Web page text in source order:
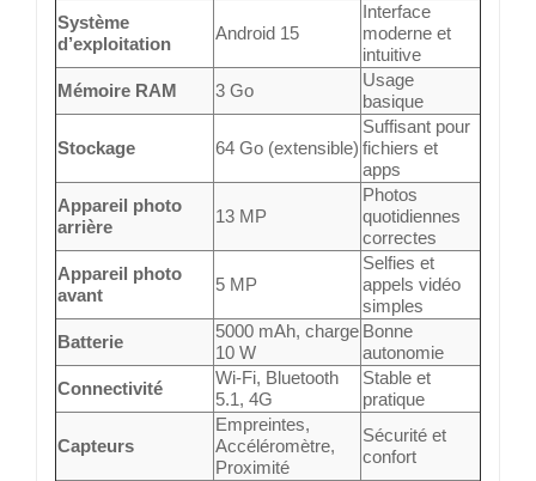
Système
d’exploitation
Android 15
Interface
moderne et
intuitive
Mémoire RAM
3 Go
Usage
basique
Stockage 64 Go (extensible)
Suffisant pour
fichiers et
apps
Appareil photo
arrière
13 MP
Photos
quotidiennes
correctes
Appareil photo
avant
5 MP
Selfies et
appels vidéo
simples
Batterie
5000 mAh, charge
10 W
Bonne
autonomie
Connectivité
Wi-Fi, Bluetooth
5.1, 4G
Stable et
pratique
Capteurs
Empreintes,
Accéléromètre,
Proximité
Sécurité et
confort